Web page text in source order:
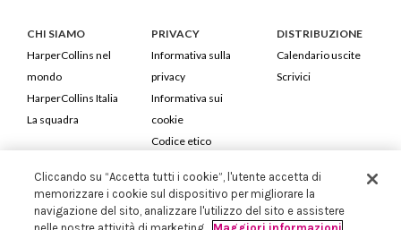
CHI SIAMO
HarperCollins nel
mondo
HarperCollins Italia
La squadra
PRIVACY
Informativa sulla
privacy
Informativa sui
cookie
Codice etico
DISTRIBUZIONE
Calendario uscite
Scrivici
HarperCollins Italia S.p.A. Viale Monte Nero, 84 - 20135 Milano
Cod. Fiscale e P.IVA 05946780151 - Capitale Sociale 258.250 €
Iscritta in Milano al Registro delle imprese nr.198004 e REA nr.1051898
Cliccando su “Accetta tutti i cookie”, l'utente accetta di
memorizzare i cookie sul dispositivo per migliorare la
navigazione del sito, analizzare l'utilizzo del sito e assistere